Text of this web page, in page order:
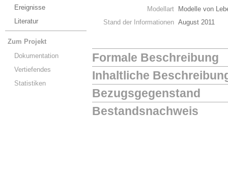
Ereignisse
Literatur
Zum Projekt
Dokumentation
Vertiefendes
Statistiken
Modellart
Modelle von
Stand der Informationen August 2011
Formale Beschreibung
Inhaltliche
Bezugsgegenstand
Bestandsnachweis